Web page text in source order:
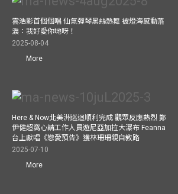
雲浩影首個個唱 仙氣彈琴黑絲熱舞 被燈海感動落
淚：我好愛你哋呀！
2025-08-04
More
Here & Now北美洲巡迴順利完成 觀眾反應熱烈 鄭
伊健超窩心請工作人員遊尼亞加拉大瀑布 Feanna
台上獻唱《戀愛預告》獲林珊珊親自教路
2025-07-10
More